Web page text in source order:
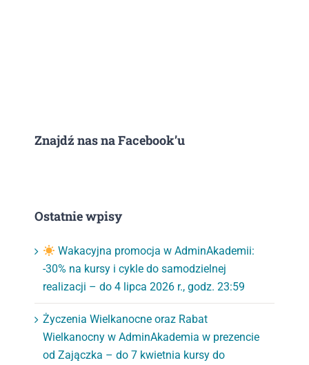
Znajdź nas na Facebook’u
Ostatnie wpisy
Wakacyjna promocja w AdminAkademii:
-30% na kursy i cykle do samodzielnej
realizacji – do 4 lipca 2026 r., godz. 23:59
Życzenia Wielkanocne oraz Rabat
Wielkanocny w AdminAkademia w prezencie
od Zajączka – do 7 kwietnia kursy do